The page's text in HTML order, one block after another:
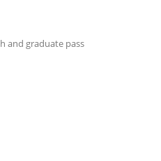
and graduate pass